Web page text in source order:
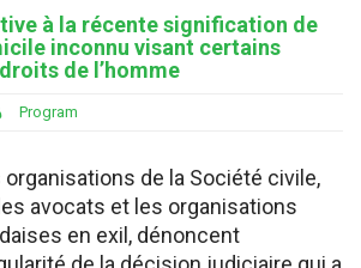
à la récente signification de
inconnu visant certains
de l’homme
Program
de la Société civile,
avocats et les organisations
en exil, dénoncent